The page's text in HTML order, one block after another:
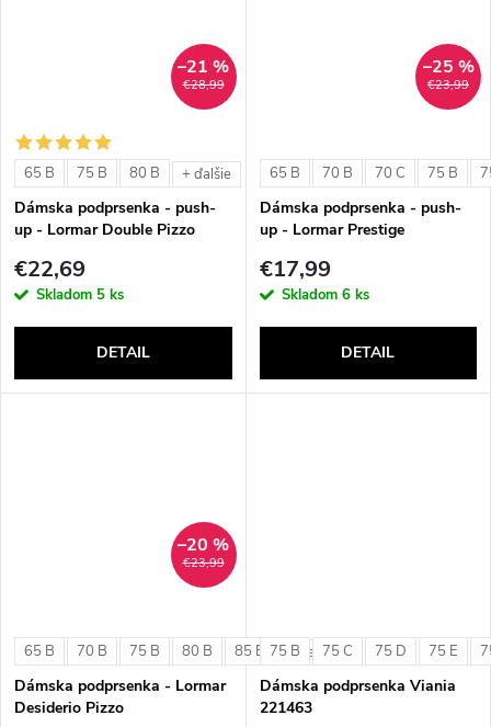
€28,99
–21 %
65 B 75 B 80 B + ďalšie
Dámska podprsenka - push-
up - Lormar Double Pizzo
€22,69
Skladom 5 ks
DETAIL
€23,99
–25 %
65 B 70 B 70 C 75 B
Dámska podprsenka - push-
up - Lormar Prestige
€17,99
Skladom 6 ks
DETAIL
€23,99
–20 %
65 B 70 B 75 B 80 B 85 B + ďalšie
Dámska podprsenka - Lormar
Desiderio Pizzo
75 B 75 C 75 D 75 E
Dámska podprsenka Viania
221463